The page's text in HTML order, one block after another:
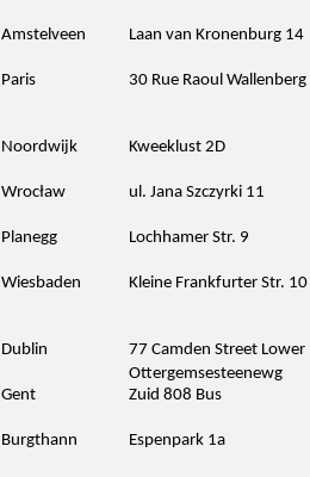
Amstelveen Laan van Kronenburg 14
Paris 30 Rue Raoul Wallenberg
Noordwijk Kweeklust 2D
Wrocław ul. Jana Szczyrki 11
Planegg Lochhamer Str. 9
Wiesbaden Kleine Frankfurter Str. 10
Dublin 77 Camden Street Lower
Gent
Ottergemsesteenewg
Zuid 808 Bus
Burgthann Espenpark 1a